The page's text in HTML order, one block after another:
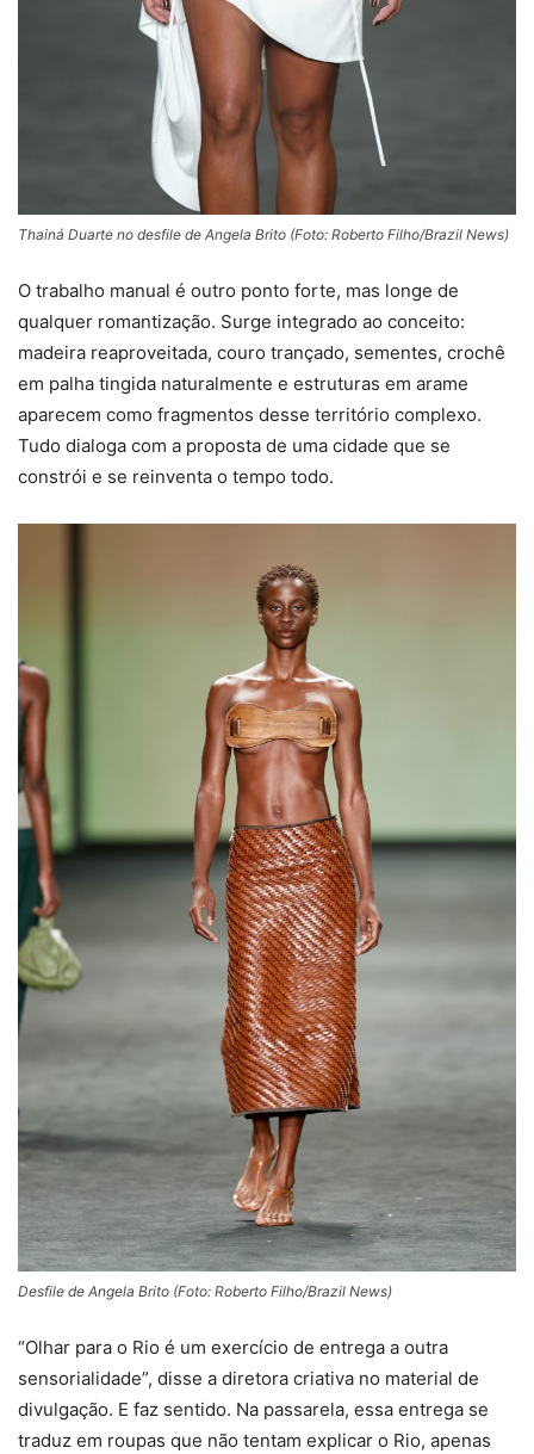
Thainá Duarte no desfile de Angela Brito (Foto: Roberto Filho/Brazil News)
O trabalho manual é outro ponto forte, mas longe de
qualquer romantização. Surge integrado ao conceito:
madeira reaproveitada, couro trançado, sementes, crochê
em palha tingida naturalmente e estruturas em arame
aparecem como fragmentos desse território complexo.
Tudo dialoga com a proposta de uma cidade que se
constrói e se reinventa o tempo todo.
Desfile de Angela Brito (Foto: Roberto Filho/Brazil News)
“Olhar para o Rio é um exercício de entrega a outra
sensorialidade”, disse a diretora criativa no material de
divulgação. E faz sentido. Na passarela, essa entrega se
traduz em roupas que não tentam explicar o Rio, apenas